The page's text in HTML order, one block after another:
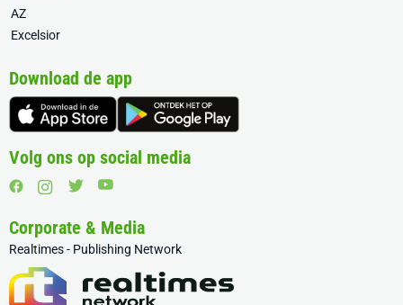
AZ
Excelsior
Download de app
Volg ons op social media
Corporate & Media
Realtimes - Publishing Network